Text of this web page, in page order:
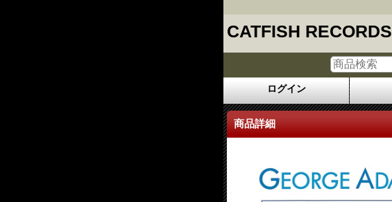
CATFISH RECORDS
ログイン
商品詳細